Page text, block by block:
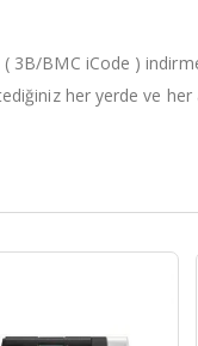
( 3B/BMC iCode )
her yerde ve